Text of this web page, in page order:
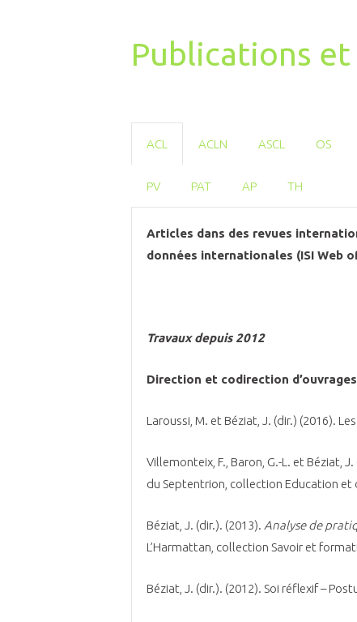
Publications
ACL ACLN ASCL OS
PV PAT AP TH
Articles dans des revues
données internationales (ISI Web
Travaux depuis 2012
Direction et codirection
Laroussi, M. et Béziat, J. (dir.) (2016).
Villemonteix, F., Baron, G.-L. et Béziat, J.
du Septentrion, collection Education et
Béziat, J. (dir.). (2013). Analyse de
L’Harmattan, collection Savoir et
Béziat, J. (dir.). (2012). Soi réflexif –